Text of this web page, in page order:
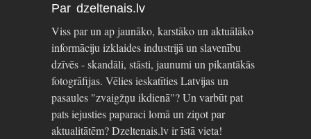
Par dzeltenais.lv
Viss par un ap jaunāko, karstāko un aktuālāko
informāciju izklaides industrijā un slavenību
dzīvēs - skandāli, stāsti, jaunumi un pikantākās
fotogrāfijas. Vēlies ieskatīties Latvijas un
pasaules "zvaigžņu ikdienā"? Un varbūt pat
pats iejusties paparaci lomā un ziņot par
aktualitātēm? Dzeltenais.lv ir īstā vieta!